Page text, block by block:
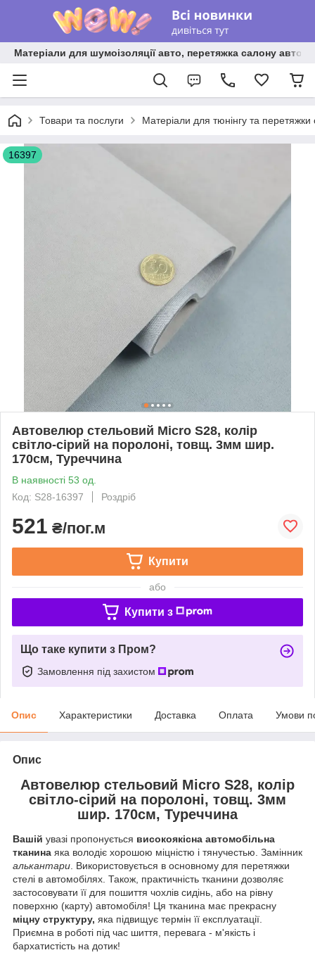
Матеріали для шумоізоляції авто, перетяжка салону авто
Товари та послуги Матеріали для тюнінгу та
16397
Автовелюр стельовий Micro S28, колір
світло-сірий на поролоні, товщ. 3мм шир.
170см, Туреччина
В наявності 53 од.
Код: S28-16397
Роздріб
521 ₴/пог.м
Купити
або
Купити з
Що таке купити з Пром?
Замовлення під захистом
Опис Характеристики Доставка Оплата Умови
Опис
Автовелюр стельовий Micro S28, колір
світло-сірий на поролоні, товщ. 3мм
шир. 170см, Туреччина
Вашій увазі пропонується високоякісна автомобільна
тканина яка володіє хорошою міцністю і тянучестью. Замінник
алькантари. Використовується в основному для перетяжки
стелі в автомобілях. Також, практичність тканини дозволяє
застосовувати її для пошиття чохлів сидінь, або на рівну
поверхню (карту) автомобіля! Ця тканина має прекрасну
міцну структуру, яка підвищує термін її експлуатації.
Приємна в роботі під час шиття, перевага - м'якість і
бархатистість на дотик!